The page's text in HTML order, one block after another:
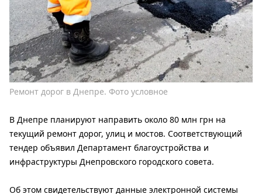
Ремонт дорог в Днепре. Фото условное
В Днепре планируют направить около 80 млн грн на
текущий ремонт дорог, улиц и мостов. Соответствующий
тендер объявил Департамент благоустройства и
инфраструктуры Днепровского городского совета.
Об этом свидетельствуют данные электронной системы